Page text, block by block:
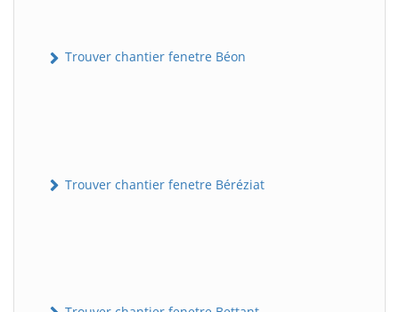
Trouver chantier fenetre Béon
Trouver chantier fenetre Béréziat